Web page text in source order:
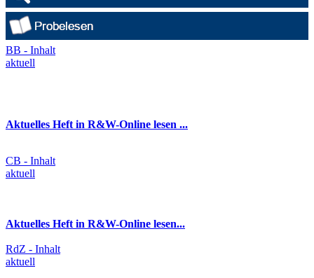
BB - Inhalt
aktuell
Aktuelles Heft in R&W-Online lesen ...
CB - Inhalt
aktuell
Aktuelles Heft in R&W-Online lesen...
RdZ - Inhalt
aktuell